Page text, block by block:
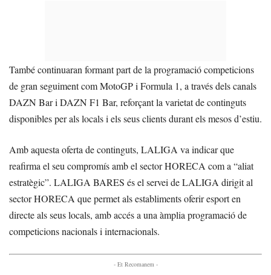
També continuaran formant part de la programació competicions
de gran seguiment com MotoGP i Formula 1, a través dels canals
DAZN Bar i DAZN F1 Bar, reforçant la varietat de continguts
disponibles per als locals i els seus clients durant els mesos d’estiu.
Amb aquesta oferta de continguts, LALIGA va indicar que
reafirma el seu compromís amb el sector HORECA com a “aliat
estratègic”. LALIGA BARES és el servei de LALIGA dirigit al
sector HORECA que permet als establiments oferir esport en
directe als seus locals, amb accés a una àmplia programació de
competicions nacionals i internacionals.
- Et Recomanem -